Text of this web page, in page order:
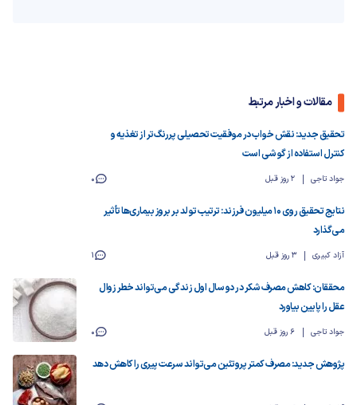
مقالات و اخبار مرتبط
تحقیق جدید: نقش خواب در موفقیت تحصیلی پررنگ‌تر از تغذیه و
کنترل استفاده از گوشی است
جواد تاجی 2 روز قبل 0
نتایج تحقیق روی ۱۰ میلیون فرزند: ترتیب تولد بر بروز بیماری‌ها تأثیر
می‌گذارد
آزاد کبیری 3 روز قبل 1
محققان: کاهش مصرف شکر در دو سال اول زندگی می‌تواند خطر زوال
عقل را پایین بیاورد
جواد تاجی 6 روز قبل 0
پژوهش جدید: مصرف کمتر پروتئین می‌تواند سرعت پیری را کاهش دهد